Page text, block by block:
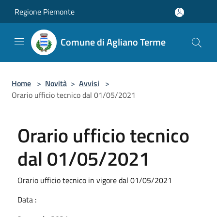
Regione Piemonte
Comune di Agliano Terme
Home > Novità > Avvisi >
Orario ufficio tecnico dal 01/05/2021
Orario ufficio tecnico
dal 01/05/2021
Orario ufficio tecnico in vigore dal 01/05/2021
Data :